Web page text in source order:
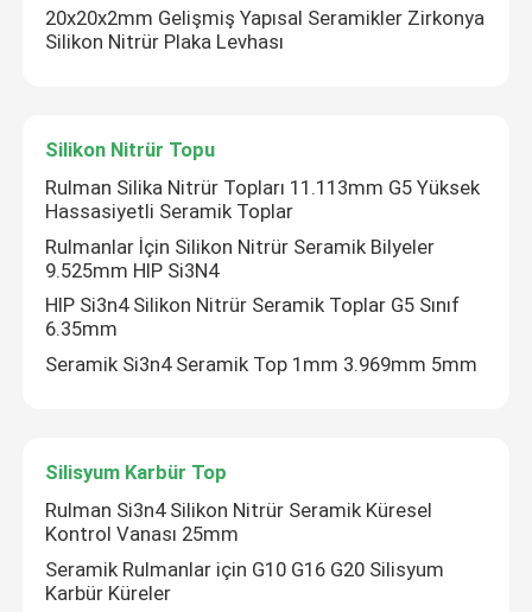
Silikon Karbid Taşları
Seramik kayar yatak
Seramik Baskı yatağı
Silikon Nitrür Topu
Silisyum Karbür Top
20x20x2mm Gelişmiş Yapısal Seramikler Zirkonya
Silikon Nitrür Plaka Levhası
Silikon Nitrür Topu
Rulman Silika Nitrür Topları 11.113mm G5 Yüksek
Hassasiyetli Seramik Toplar
Rulmanlar İçin Silikon Nitrür Seramik Bilyeler
9.525mm HIP Si3N4
HIP Si3n4 Silikon Nitrür Seramik Toplar G5 Sınıf
6.35mm
Seramik Si3n4 Seramik Top 1mm 3.969mm 5mm
Silisyum Karbür Top
Rulman Si3n4 Silikon Nitrür Seramik Küresel
Kontrol Vanası 25mm
Seramik Rulmanlar için G10 G16 G20 Silisyum
Karbür Küreler